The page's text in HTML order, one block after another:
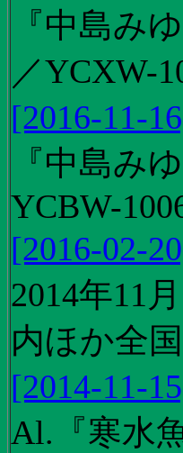
『中島み
／YCXW-
[2016-11-
『中島み
YCBW-
[2016-02-
2014年11
内ほか全
[2014-11-
Al.『寒水